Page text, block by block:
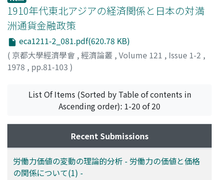
1910年代東北アジアの経済関係と日本の対満
洲通貨金融政策
eca1211-2_081.pdf(620.78 KB)
( 京都大學經濟學會 , 經濟論叢 , Volume 121 , Issue 1-2 ,
1978 , pp.81-103 )
List Of Items (Sorted by Table of contents in
Ascending order): 1-20 of 20
Recent Submissions
労働力価値の変動の理論的分析 - 労働力の価値と価格
の関係について(1) -